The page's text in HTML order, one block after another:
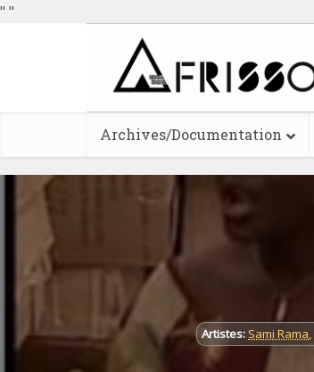
" "
Archives/Documentation
Artistes: Sami Rama,